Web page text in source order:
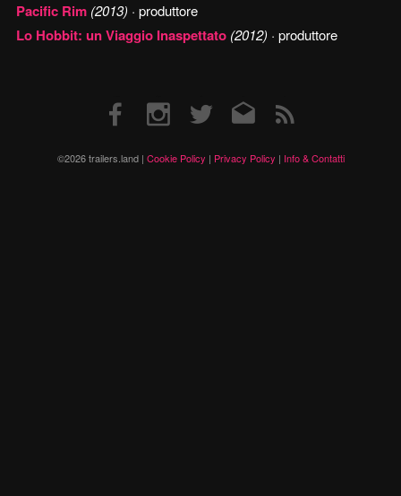
Pacific Rim (2013) · produttore
Lo Hobbit: un Viaggio Inaspettato (2012) · produttore
©2026 trailers.land | Cookie Policy | Privacy Policy | Info & Contatti